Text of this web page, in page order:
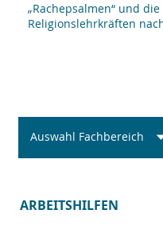
„Rachepsalmen“ und
Religionslehrkräften
Auswahl Fachbereich
ARBEITSHILFEN